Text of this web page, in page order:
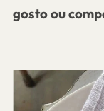
gosto ou